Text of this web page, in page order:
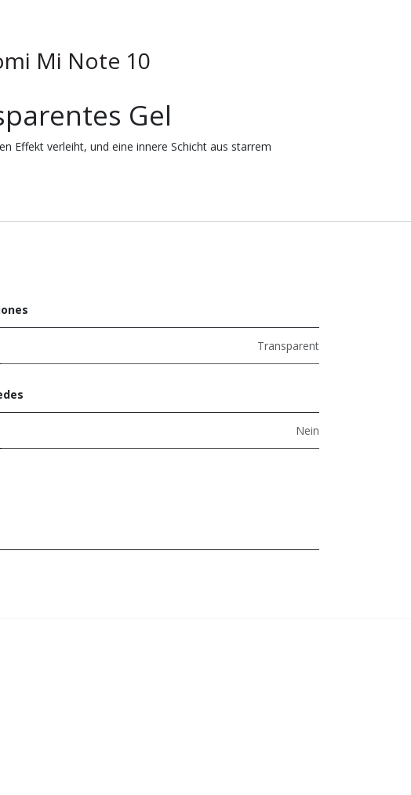
Mi Note 10
Gel
Effekt verleiht, und eine innere Schicht aus starrem
Transparent
Nein